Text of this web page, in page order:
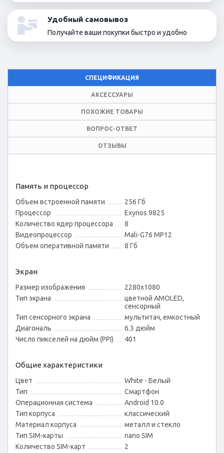
Удобный самовывоз
Получайте ваши покупки быстро и удобно
СПЕЦИФИКАЦИЯ
АКСЕССУАРЫ
ПОХОЖИЕ ТОВАРЫ
ВОПРОС-ОТВЕТ
ОТЗЫВЫ
Память и процессор
Объем встроенной памяти
256 Гб
Процессор
Exynos 9825
Количество ядер процессора
8
Видеопроцессор
Mali-G76 MP12
Объем оперативной памяти
8 Гб
Экран
Размер изображения
2280x1080
Тип экрана
цветной AMOLED,
сенсорный
Тип сенсорного экрана
мультитач, емкостный
Диагональ
6.3 дюйм
Число пикселей на дюйм (PPI)
401
Общие характеристики
Цвет
White - Белый
Тип
Смартфон
Операционная система
Android 10.0
Тип корпуса
классический
Материал корпуса
металл и стекло
Тип SIM-карты
nano SIM
Количество SIM-карт
2